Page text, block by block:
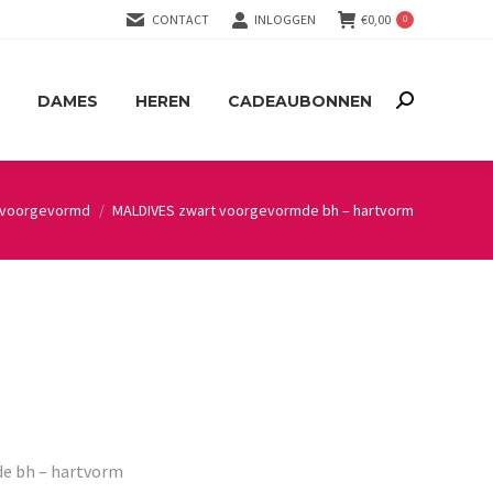
CONTACT INLOGGEN €0,00 0
DAMES HEREN CADEAUBONNEN Search:
voorgevormd MALDIVES zwart voorgevormde bh – hartvorm
bh – hartvorm